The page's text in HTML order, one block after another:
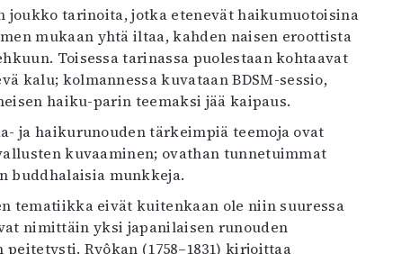
joukko tarinoita, jotka etenevät haikumuotoisina
mukaan yhtä iltaa, kahden naisen eroottista
Toisessa tarinassa puolestaan kohtaavat
kalu; kolmannessa kuvataan BDSM-sessio,
haiku-parin teemaksi jää kaipaus.
ja haikurunouden tärkeimpiä teemoja ovat
kuvaaminen; ovathan tunnetuimmat
buddhalaisia munkkeja.
tematiikka eivät kuitenkaan ole niin suuressa
nimittäin yksi japanilaisen runouden
Ryôkan (1758–1831) kirjoittaa